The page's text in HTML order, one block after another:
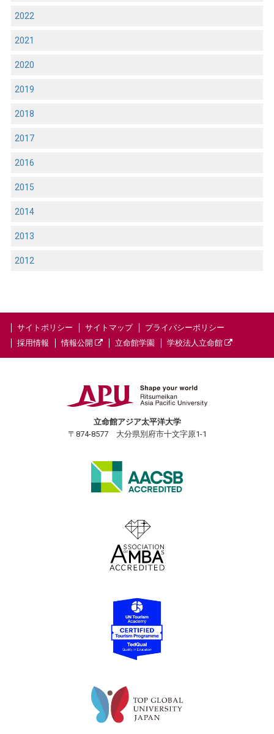
2022
2021
2020
2019
2018
2017
2016
2015
2014
2013
2012
サイトポリシー サイトマップ
プライバシーポリシー
採用情報
情報公開 立命館学園 学校法人立命館
立命館アジア太平洋大学
〒874-8577 大分県別府市十文字原1-1